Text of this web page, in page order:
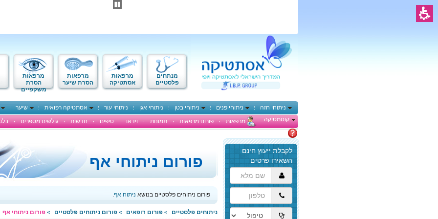
מנתחים
פלסטיים
מרפאות
אסתטיקה
מרפאות
הסרת שיער
מרפאות
הסרת
משקפיים
ניתוחי חזה ניתוחי פנים ניתוחי בטן ניתוחי אגן ניתוחי עור אסתטיקה רפואית שיער
קוסמטיקה
מרפאות פורום מרפאות תמונות וידאו טיפים חדשות גולשים מספרים
הגעת
לתוכן
המרכזי,
באפשרותך
ללחוץ
אנטר
כדי
לדלג
לאזור
פורום ניתוחי אף
פורום ניתוחים פלסטיים בנושא ניתוח אף.
ניתוחים פלסטיים > פורום רופאים > פורום ניתוחים פלסטיים > פורום ניתוחי אף